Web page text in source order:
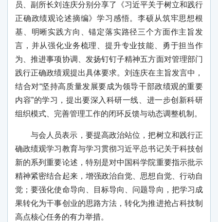
员、副所长刘连庆分别分享了《习近平关于树立和践行
正确政绩观论述摘编》学习感悟。李硕从筑牢思想根
基、明晰实践方向、锚定落实路径三个方面作主旨发
言，并从强化业务梳理、提升专业技能、勇于担当作
为、推进事项协调、发扬钉钉子精神五方面对管理部门
践行正确政绩观提出具体要求。刘连庆在主旨发言中，
结合对“坚持高质量发展要成为领导干部政绩观的重要
内容”的学习，提出要深入科研一线、进一步创新科研
组织模式、完善管理工作的闭环反馈与动态调整机制。
与会人员表示，要提高政治站位，把树立和践行正
确政绩观学习教育与学习贯彻习近平总书记关于科技创
新的系列重要论述，特别是对中国科学院重要指示批示
精神紧密结合起来，增强政治自觉、思想自觉、行动自
觉；要强化使命导向、目标导向、问题导向，把学习成
果转化为干事创业的思路方法，转化为推进抢占科技制
高点核心任务的有力举措。